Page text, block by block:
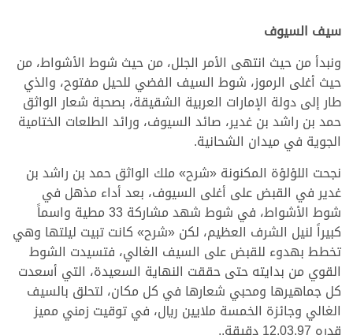
سيف السيوف
ونبدأ من حيث انتهى الأمر الجلل، من حيث شوط الأشواط، من
حيث أغلى الرموز، شوط السيف الفضي للحيل مفتوح، والذي
طار إلى دولة الإمارات العربية الشقيقة، بصحبة شعار الواثق
حمد بن راشد بن غدير، صائد السيوف، ورائد الطلعات الختامية
الجوية في ميدان الشحانية.
نجحت اللؤلؤة المكنونة «شرح» ملك الواثق حمد بن راشد بن
غدير في القبض على أغلى السيوف، بعد أداء مذهل في
شوط الأشواط، في شوط شهد مشاركة 33 مطية واسماً
كبيراً لنيل الشرف العظيم، لكن «شرح» كانت تبيت ليلتها وهي
تخطط بهدوء للقبض على السيف الغالي، فتسيدت الشوط
القوي من بدايته حتى حققت النهاية السعيدة، التي أسعدت
كل جماهيرها ومحبي شعارها في كل مكان، لتحلق بالسيف
الغالي وجائزة الخمسة ملايين ريال، في توقيت زمني مميز